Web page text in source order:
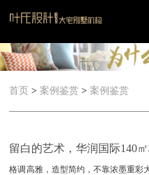
首页 >案例鉴赏 >案例鉴赏
留白的艺术，华润国际140
格调高雅，造型简约，不靠浓墨重彩